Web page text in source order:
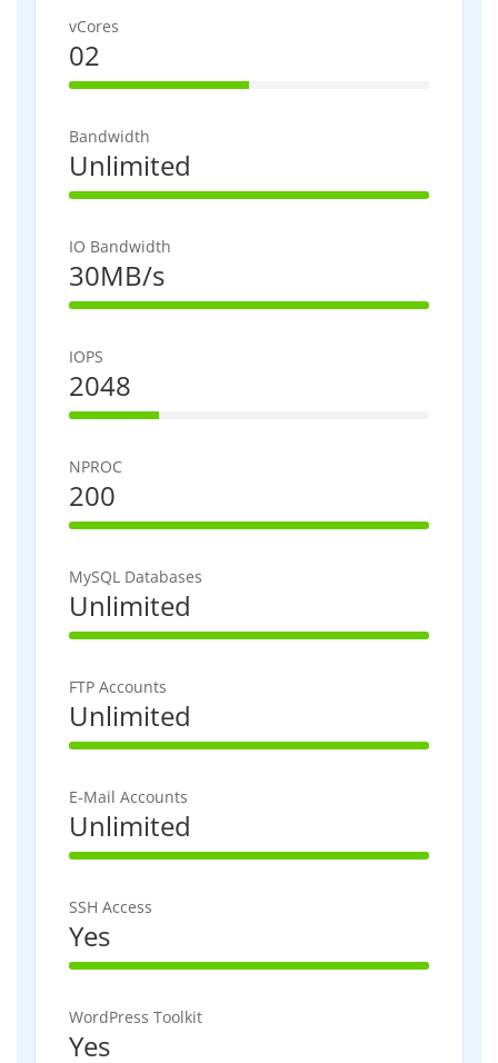
vCores
02
50% Complete
Bandwidth
Unlimited
100% Complete
IO Bandwidth
30MB/s
100% Complete
IOPS
2048
25% Complete
NPROC
200
100% Complete
MySQL Databases
Unlimited
100% Complete
FTP Accounts
Unlimited
100% Complete
E-Mail Accounts
Unlimited
100% Complete
SSH Access
Yes
100% Complete
WordPress Toolkit
Yes